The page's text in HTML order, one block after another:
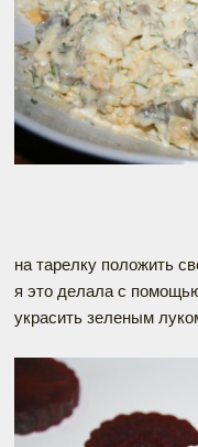
на тарелку положить
я это делала с
украсить зеленым